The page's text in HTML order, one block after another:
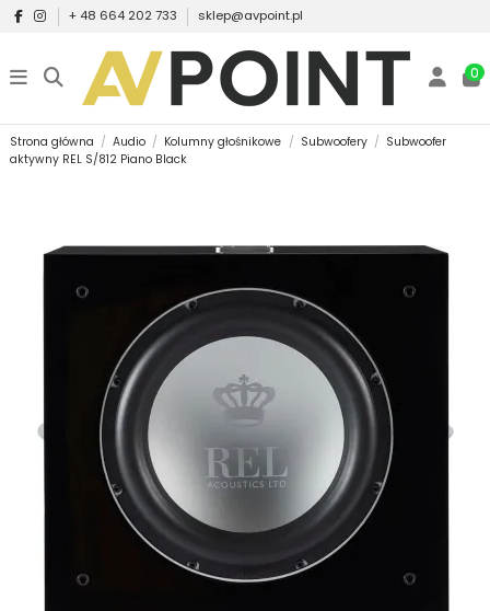
+ 48 664 202 733 sklep@avpoint.pl
0
Strona główna Audio Kolumny głośnikowe Subwoofery
Subwoofer
aktywny REL S/812 Piano Black